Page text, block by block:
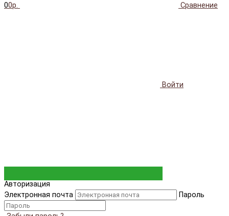
00р. Сравнение
Войти
Авторизация
Электронная почта
Пароль